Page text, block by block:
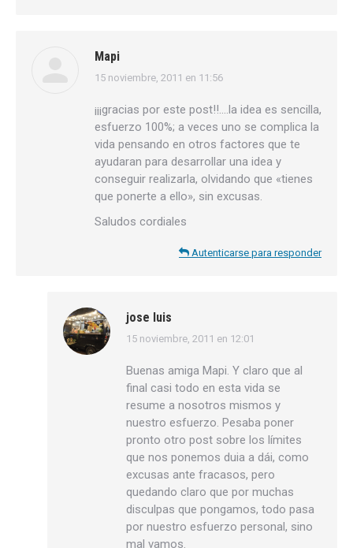
Mapi
dice:
15 noviembre, 2011 en 11:56
¡¡¡gracias por este post!!….la idea es sencilla,
esfuerzo 100%; a veces uno se complica la
vida pensando en otros factores que te
ayudaran para desarrollar una idea y
conseguir realizarla, olvidando que «tienes
que ponerte a ello», sin excusas.
Saludos cordiales
Autenticarse para responder
jose luis
dice:
15 noviembre, 2011 en 12:01
Buenas amiga Mapi. Y claro que al
final casi todo en esta vida se
resume a nosotros mismos y
nuestro esfuerzo. Pesaba poner
pronto otro post sobre los límites
que nos ponemos duia a dái, como
excusas ante fracasos, pero
quedando claro que por muchas
disculpas que pongamos, todo pasa
por nuestro esfuerzo personal, sino
mal vamos.